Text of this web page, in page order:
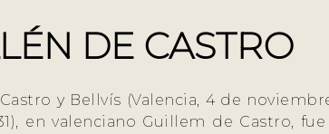
DE CASTRO
y Bellvís (Valencia, 4 de
en valenciano Guillem de Castro,